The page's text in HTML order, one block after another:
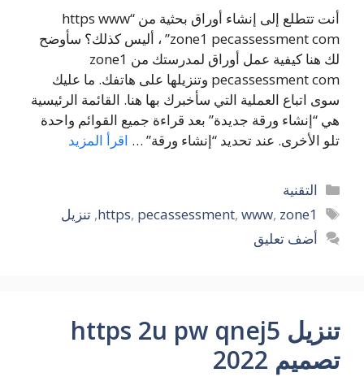
أنت تتطلع إلى إنشاء أوراق بحثية من “https www
zone1 pecassessment com” ، أليس كذلك؟ سأوضح
لك هنا كيفية عمل أوراق لمدرستك من zone1
pecassessment com وتنزيلها على هاتفك. ما عليك
سوى اتباع العملية التي سأخبرك بها هنا. القائمة الرئيسية
هي “إنشاء ورقة جديدة” بعد قراءة جميع القوائم واحدة
تلو الأخرى. عند تحديد “إنشاء ورقة” … اقرأ المزيد
التصنيفات
التقنية
الوسوم
https, pecassessment, www, zone1
,تنزيل
أضف تعليق
تنزيل https 2u pw qnej5
تصميم 2022